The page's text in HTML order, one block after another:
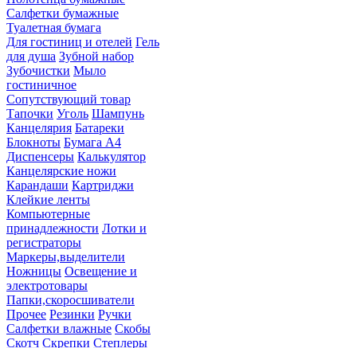
Салфетки бумажные
Туалетная бумага
Для гостиниц и отелей Гель
для душа Зубной набор
Зубочистки Мыло
гостиничное
Сопутствующий товар
Тапочки Уголь Шампунь
Канцелярия Батареки
Блокноты Бумага А4
Диспенсеры Калькулятор
Канцелярские ножи
Карандаши Картриджи
Клейкие ленты
Компьютерные
принадлежности Лотки и
регистраторы
Маркеры,выделители
Ножницы Освещение и
электротовары
Папки,скоросшиватели
Прочее Резинки Ручки
Салфетки влажные Скобы
Скотч Скрепки Степлеры